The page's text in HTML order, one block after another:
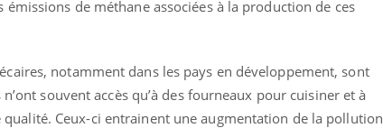
de méthane associées à la production de ces
notamment dans les pays en développement, sont
souvent accès qu’à des fourneaux pour cuisiner et à
Ceux-ci entrainent une augmentation de la pollution